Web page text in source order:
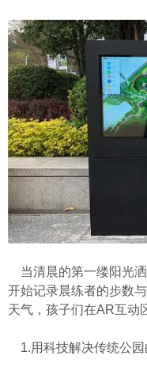
当清晨的第一缕阳光
开始记录晨练者的步数
天气，孩子们在AR互动
1.用科技解决传统公园